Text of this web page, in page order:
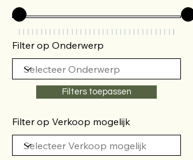
Filter op Onderwerp
Filters toepassen
Filter op Verkoop mogelijk